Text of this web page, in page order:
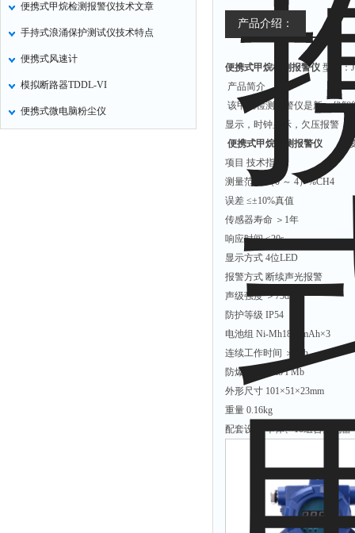
计算机
便携式甲烷检测报警仪技术文章
手持式浪涌保护测试仪技术特点
便携式风速计
模拟断路器TDDL-VI
便携式微电脑粉尘仪
产品介绍：
便携式甲烷检测报警仪 型号：
产品简介
该甲烷检测报警仪是新一代
显示，时钟显示，欠压报警，
便携式甲烷检测报警仪 主要
项目 技术指标
测量范围 （0 ～ 4）%CH4
误差 ≤±10%真值
传感器寿命 ＞1年
响应时间 ≤20s
显示方式 4位LED
报警方式 断续声光报警
声级强度 ＞75dB
防护等级 IP54
电池组 Ni-Mh1800mAh×3
连续工作时间 ＞10h
防爆型式 Exib I Mb
外形尺寸 101×51×23mm
重量 0.16kg
配套设备 单体、10组合充电器